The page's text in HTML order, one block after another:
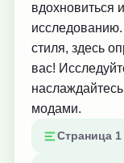
вдохновиться
стиля, здесь
вас!
модами.
Страница 1